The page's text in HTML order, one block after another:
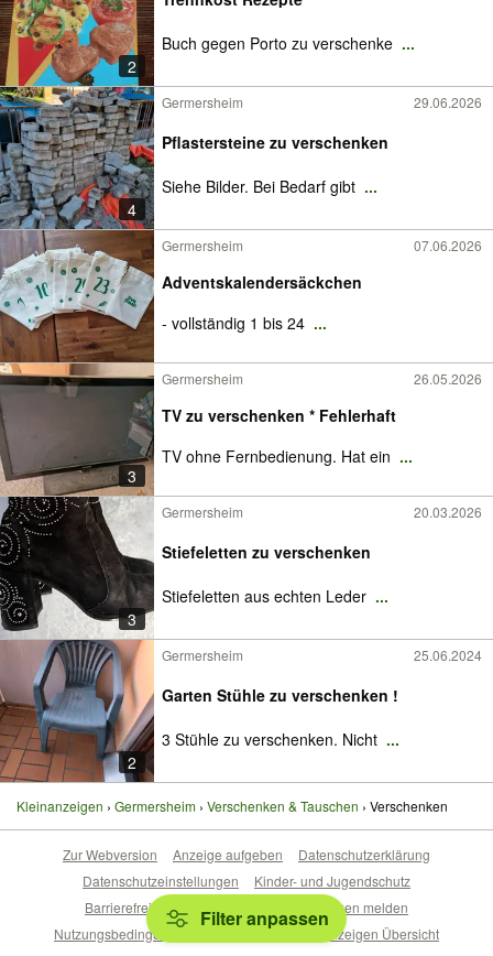
2
Buch gegen Porto zu verschenke ...
4
Germersheim 29.06.2026
Pflastersteine zu verschenken
Siehe Bilder. Bei Bedarf gibt ...
Germersheim 07.06.2026
Adventskalendersäckchen
- vollständig 1 bis 24 ...
3
Germersheim 26.05.2026
TV zu verschenken * Fehlerhaft
TV ohne Fernbedienung. Hat ein ...
3
Germersheim 20.03.2026
Stiefeletten zu verschenken
Stiefeletten aus echten Leder ...
2
Germersheim 25.06.2024
Garten Stühle zu verschenken !
3 Stühle zu verschenken. Nicht ...
Kleinanzeigen Germersheim Verschenken & Tauschen Verschenken
Filter anpassen
Zur Webversion Anzeige aufgeben
Datenschutzerklärung
Datenschutzeinstellungen
Kinder- und Jugendschutz
Barrierefreiheitserklärung
Sicherheitslücken melden
Nutzungsbedingungen
Beliebte Suchen
Anzeigen Übersicht